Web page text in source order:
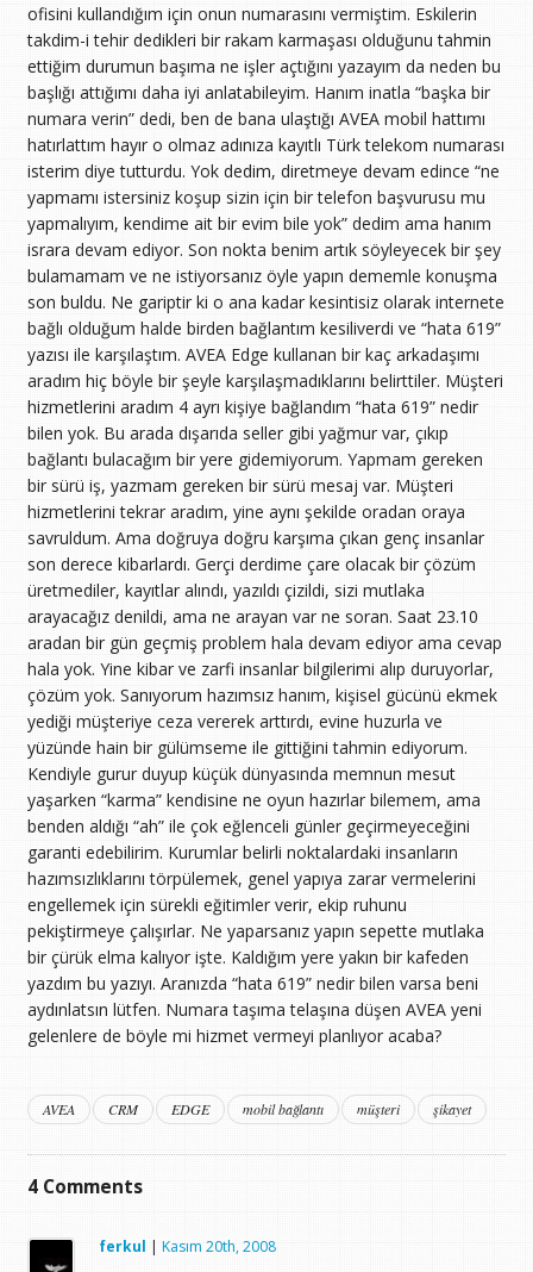
ofisini kullandığım için onun numarasını vermiştim. Eskilerin
takdim-i tehir dedikleri bir rakam karmaşası olduğunu tahmin
ettiğim durumun başıma ne işler açtığını yazayım da neden bu
başlığı attığımı daha iyi anlatabileyim. Hanım inatla “başka bir
numara verin” dedi, ben de bana ulaştığı AVEA mobil hattımı
hatırlattım hayır o olmaz adınıza kayıtlı Türk telekom numarası
isterim diye tutturdu. Yok dedim, diretmeye devam edince “ne
yapmamı istersiniz koşup sizin için bir telefon başvurusu mu
yapmalıyım, kendime ait bir evim bile yok” dedim ama hanım
israra devam ediyor. Son nokta benim artık söyleyecek bir şey
bulamamam ve ne istiyorsanız öyle yapın dememle konuşma
son buldu. Ne gariptir ki o ana kadar kesintisiz olarak internete
bağlı olduğum halde birden bağlantım kesiliverdi ve “hata 619”
yazısı ile karşılaştım. AVEA Edge kullanan bir kaç arkadaşımı
aradım hiç böyle bir şeyle karşılaşmadıklarını belirttiler. Müşteri
hizmetlerini aradım 4 ayrı kişiye bağlandım “hata 619” nedir
bilen yok. Bu arada dışarıda seller gibi yağmur var, çıkıp
bağlantı bulacağım bir yere gidemiyorum. Yapmam gereken
bir sürü iş, yazmam gereken bir sürü mesaj var. Müşteri
hizmetlerini tekrar aradım, yine aynı şekilde oradan oraya
savruldum. Ama doğruya doğru karşıma çıkan genç insanlar
son derece kibarlardı. Gerçi derdime çare olacak bir çözüm
üretmediler, kayıtlar alındı, yazıldı çizildi, sizi mutlaka
arayacağız denildi, ama ne arayan var ne soran. Saat 23.10
aradan bir gün geçmiş problem hala devam ediyor ama cevap
hala yok. Yine kibar ve zarfi insanlar bilgilerimi alıp duruyorlar,
çözüm yok. Sanıyorum hazımsız hanım, kişisel gücünü ekmek
yediği müşteriye ceza vererek arttırdı, evine huzurla ve
yüzünde hain bir gülümseme ile gittiğini tahmin ediyorum.
Kendiyle gurur duyup küçük dünyasında memnun mesut
yaşarken “karma” kendisine ne oyun hazırlar bilemem, ama
benden aldığı “ah” ile çok eğlenceli günler geçirmeyeceğini
garanti edebilirim. Kurumlar belirli noktalardaki insanların
hazımsızlıklarını törpülemek, genel yapıya zarar vermelerini
engellemek için sürekli eğitimler verir, ekip ruhunu
pekiştirmeye çalışırlar. Ne yaparsanız yapın sepette mutlaka
bir çürük elma kalıyor işte. Kaldığım yere yakın bir kafeden
yazdım bu yazıyı. Aranızda “hata 619” nedir bilen varsa beni
aydınlatsın lütfen. Numara taşıma telaşına düşen AVEA yeni
gelenlere de böyle mi hizmet vermeyi planlıyor acaba?
AVEA CRM EDGE mobil bağlantı müşteri şikayet
4Comments
ferkul | Kasım 20th, 2008